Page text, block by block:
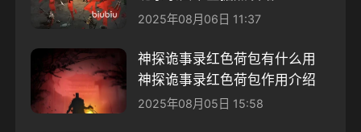
2025年08月06日 11:37
神探诡事录红色荷包有什么用
神探诡事录红色荷包作用介绍
2025年08月05日 15:58